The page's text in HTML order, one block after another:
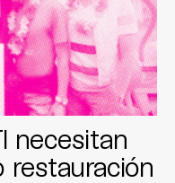
necesitan
restauración